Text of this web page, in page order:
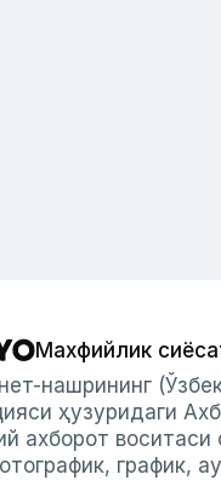
Махфийлик
нашрининг
ҳузуридаги
ахборот
график,